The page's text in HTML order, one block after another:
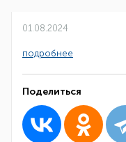
01.08.2024
подробнее
Поделиться